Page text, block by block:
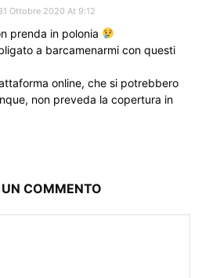
Ottobre 2020 At 9:12
prenda in polonia
a barcamenarmi con questi
online, che si potrebbero
non preveda la copertura in
COMMENTO